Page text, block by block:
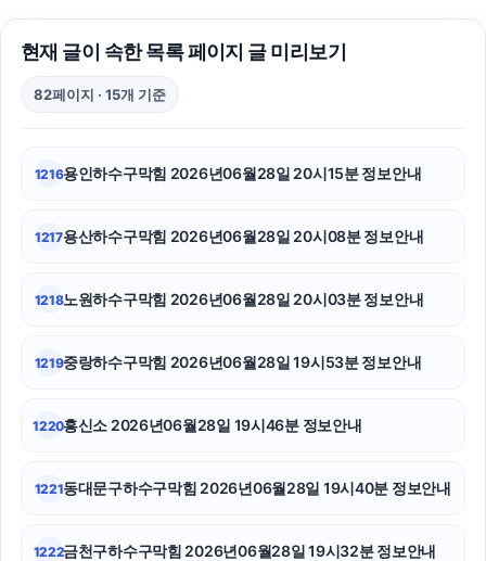
구로하수구막힘
고양이보호소
노원구하수구막힘
폰테크
수원형사변호사
현재 글이 속한 목록 페이지 글 미리보기
82페이지 · 15개 기준
1216용인하수구막힘 2026년06월28일 20시15분 정보안내
1217용산하수구막힘 2026년06월28일 20시08분 정보안내
1218노원하수구막힘 2026년06월28일 20시03분 정보안내
1219중랑하수구막힘 2026년06월28일 19시53분 정보안내
1220흥신소 2026년06월28일 19시46분 정보안내
1221동대문구하수구막힘 2026년06월28일 19시40분 정보안내
1222금천구하수구막힘 2026년06월28일 19시32분 정보안내